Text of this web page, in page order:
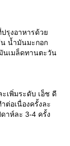
ปรุงอาหารด้ว
น้ำมันมะกอก
นเมล็ดทานตะวัน
เพิ่มระดับ เอ็ช ดี
ต่อเนื่องครั้งละ
าห์ละ 3-4 ครั้ง